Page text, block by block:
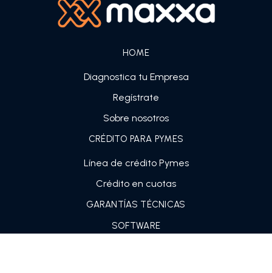
HOME
Diagnostica tu Empresa
Regístrate
Sobre nosotros
CRÉDITO PARA PYMES
Línea de crédito Pymes
Crédito en cuotas
GARANTÍAS TÉCNICAS
SOFTWARE